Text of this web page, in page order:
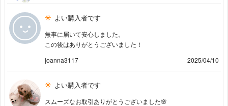
よい購入者です
無事に届いて安心しました。
この後はありがとうございました！
joanna3117
2025/04/10
よい購入者です
スムーズなお取引ありがとうございました🌸